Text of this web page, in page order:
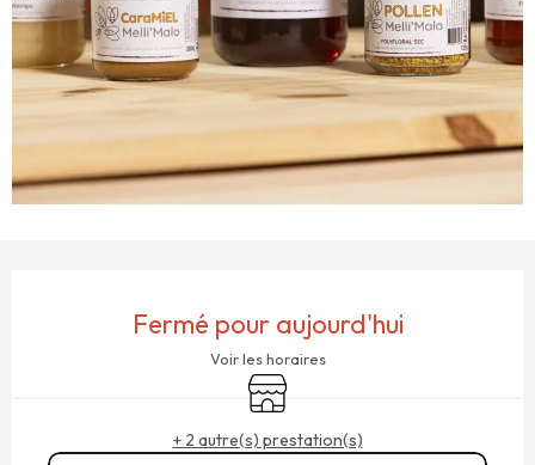
Fermé pour aujourd'hui
Voir les horaires
Boutique
+ 2 autre(s) prestation(s)